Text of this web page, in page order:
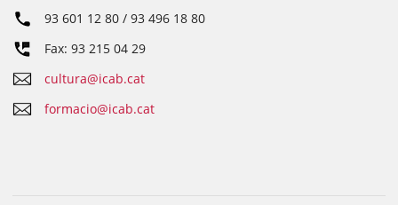
93 601 12 80 / 93 496 18 80
Fax: 93 215 04 29
cultura@icab.cat
formacio@icab.cat